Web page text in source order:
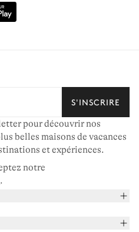
S'INSCRIRE
pour découvrir nos
belles maisons de vacances
et expériences.
notre
.